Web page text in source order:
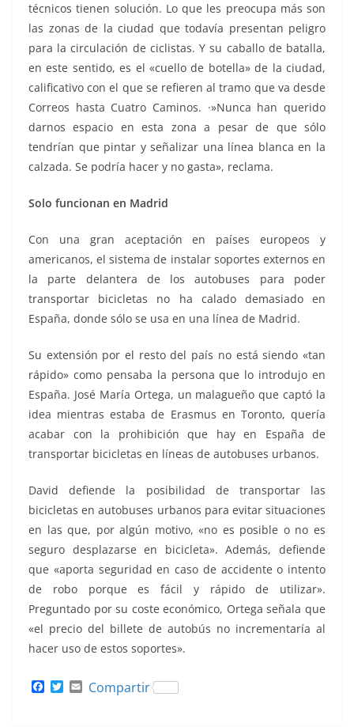
técnicos tienen solución. Lo que les preocupa más son
las zonas de la ciudad que todavía presentan peligro
para la circulación de ciclistas. Y su caballo de batalla,
en este sentido, es el «cuello de botella» de la ciudad,
calificativo con el que se refieren al tramo que va desde
Correos hasta Cuatro Caminos. ·»Nunca han querido
darnos espacio en esta zona a pesar de que sólo
tendrían que pintar y señalizar una línea blanca en la
calzada. Se podría hacer y no gasta», reclama.
Solo funcionan en Madrid
Con una gran aceptación en países europeos y
americanos, el sistema de instalar soportes externos en
la parte delantera de los autobuses para poder
transportar bicicletas no ha calado demasiado en
España, donde sólo se usa en una línea de Madrid.
Su extensión por el resto del país no está siendo «tan
rápido» como pensaba la persona que lo introdujo en
España. José María Ortega, un malagueño que captó la
idea mientras estaba de Erasmus en Toronto, quería
acabar con la prohibición que hay en España de
transportar bicicletas en líneas de autobuses urbanos.
David defiende la posibilidad de transportar las
bicicletas en autobuses urbanos para evitar situaciones
en las que, por algún motivo, «no es posible o no es
seguro desplazarse en bicicleta». Además, defiende
que «aporta seguridad en caso de accidente o intento
de robo porque es fácil y rápido de utilizar».
Preguntado por su coste económico, Ortega señala que
«el precio del billete de autobús no incrementaría al
hacer uso de estos soportes».
T Compartir